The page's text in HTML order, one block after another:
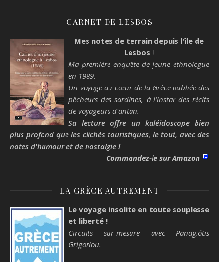
CARNET DE LESBOS
Mes notes de terrain depuis l'île de
Lesbos !
Ma première enquête de jeune ethnologue
en 1989.
Un voyage au cœur de la Grèce oubliée des
pêcheurs des sardines, à l’instar des récits
de voyageurs d'antan.
Sa lecture offre un kaléidoscope bien
plus profond que les clichés touristiques, le tout, avec des
notes d'humour et de nostalgie !
Commandez-le sur Amazon
LA GRÈCE AUTREMENT
Le voyage insolite en toute souplesse
et liberté !
Circuits sur-mesure avec Panagiótis
Grigoríou.